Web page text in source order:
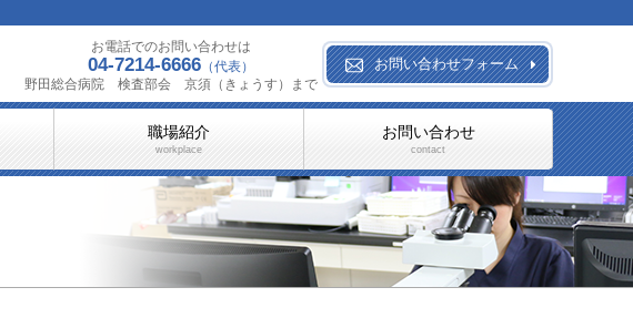
職場紹介
workplace
お問い合わせ
contact
お電話でのお問い合わせは
04-7214-6666 （代表）
野田総合病院 検査部会 京須（きょうす）まで
お問い合わせフォーム